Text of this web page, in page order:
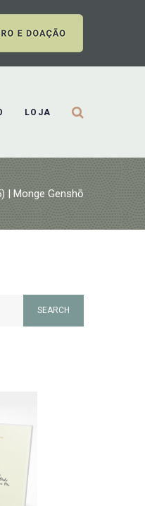
LOJA
| Monge Genshō
SEARCH